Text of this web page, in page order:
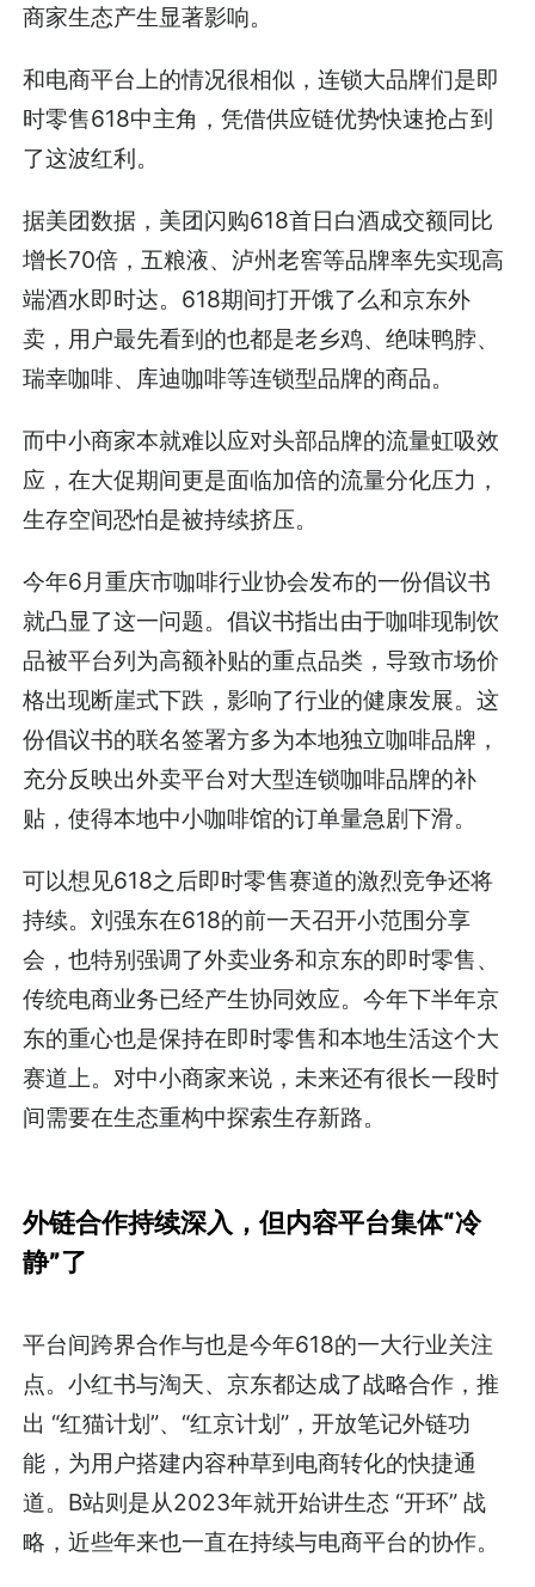
商家生态产生显著影响。
和电商平台上的情况很相似，连锁大品牌们是即
时零售618中主角，凭借供应链优势快速抢占到
了这波红利。
据美团数据，美团闪购618首日白酒成交额同比
增长70倍，五粮液、泸州老窖等品牌率先实现高
端酒水即时达。618期间打开饿了么和京东外
卖，用户最先看到的也都是老乡鸡、绝味鸭脖、
瑞幸咖啡、库迪咖啡等连锁型品牌的商品。
而中小商家本就难以应对头部品牌的流量虹吸效
应，在大促期间更是面临加倍的流量分化压力，
生存空间恐怕是被持续挤压。
今年6月重庆市咖啡行业协会发布的一份倡议书
就凸显了这一问题。倡议书指出由于咖啡现制饮
品被平台列为高额补贴的重点品类，导致市场价
格出现断崖式下跌，影响了行业的健康发展。这
份倡议书的联名签署方多为本地独立咖啡品牌，
充分反映出外卖平台对大型连锁咖啡品牌的补
贴，使得本地中小咖啡馆的订单量急剧下滑。
可以想见618之后即时零售赛道的激烈竞争还将
持续。刘强东在618的前一天召开小范围分享
会，也特别强调了外卖业务和京东的即时零售、
传统电商业务已经产生协同效应。今年下半年京
东的重心也是保持在即时零售和本地生活这个大
赛道上。对中小商家来说，未来还有很长一段时
间需要在生态重构中探索生存新路。
外链合作持续深入，但内容平台集体“冷
静”了
平台间跨界合作与也是今年618的一大行业关注
点。小红书与淘天、京东都达成了战略合作，推
出 “红猫计划”、“红京计划”，开放笔记外链功
能，为用户搭建内容种草到电商转化的快捷通
道。B站则是从2023年就开始讲生态 “开环” 战
略，近些年来也一直在持续与电商平台的协作。